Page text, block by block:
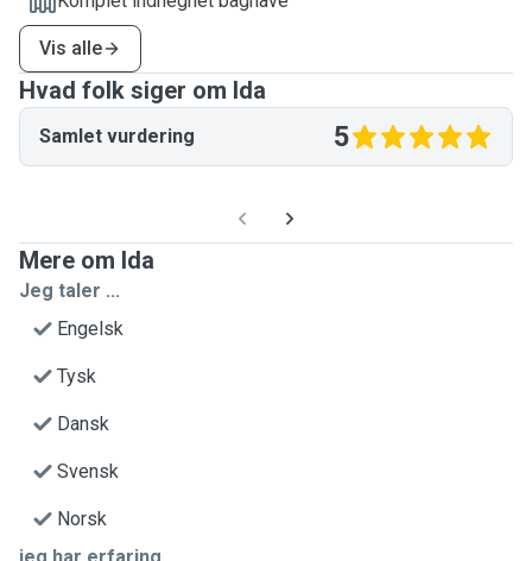
Vis alle
Hvad folk siger om Ida
Samlet vurdering 5
Mere om Ida
Jeg taler ...
Engelsk
Tysk
Dansk
Svensk
Norsk